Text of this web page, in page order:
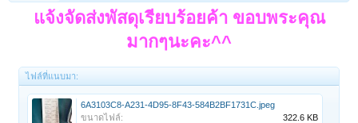
ศักดิ์สิทธ์ในวัดมากดพิมพ์ ล้อพระกรุที่
มีชื่อเสียงในยุคนั้น เช่น พระรอด พระคง
@ปลุกเสกโดยหลวงพ่อกวยในยุคต้น
อย่างสุดภูมิของท่านค่ะ@
แจ้งจัดส่งพัสดุเรียบร้อยค้า ขอบพระคุณ
มากๆนะคะ^^
ไฟล์ที่แนบมา:
6A3103C8-A231-4D95-8F43-584B2BF1731C.jpeg
ขนาดไฟล์:
322.6 KB